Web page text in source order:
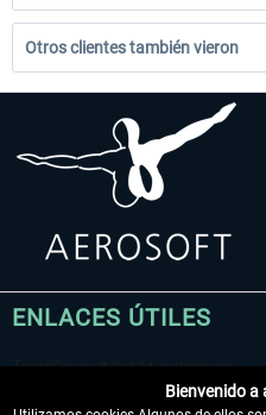
Otros clientes también vieron
ENLACES ÚTILES
Bienvenido